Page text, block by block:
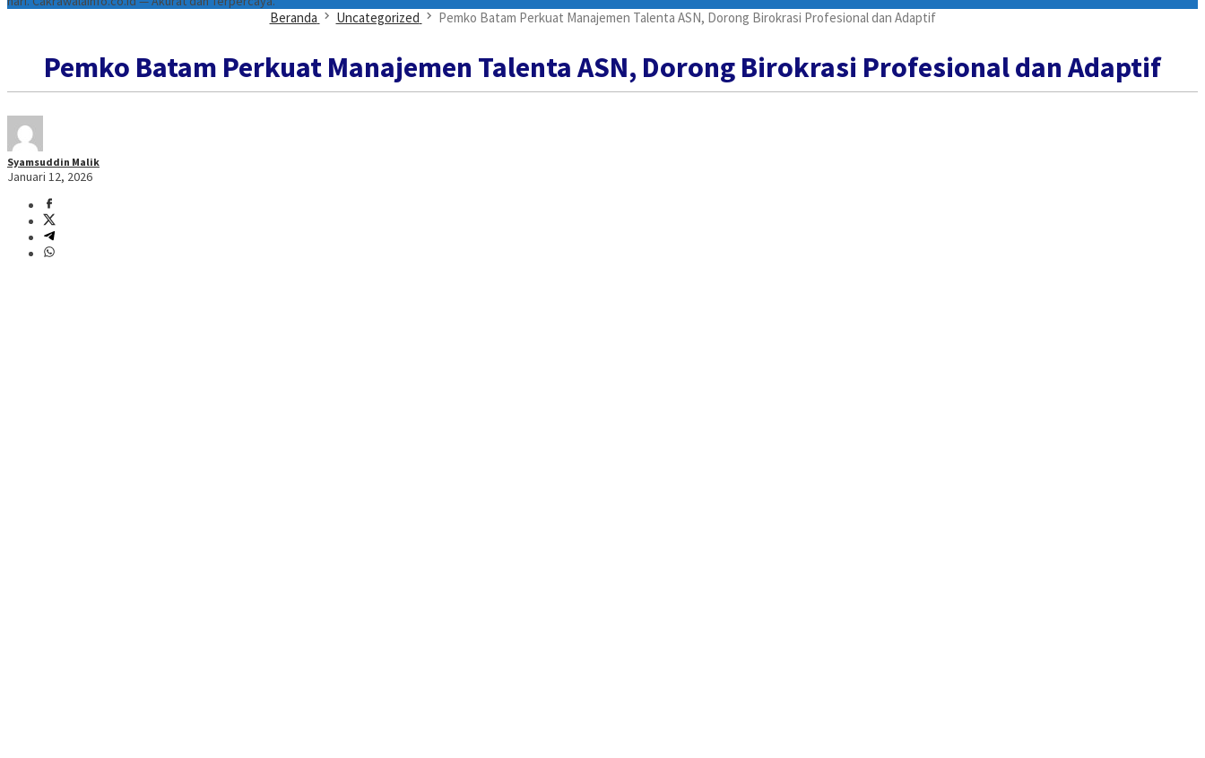
Beranda Uncategorized Pemko Batam Perkuat Manajemen Talenta ASN, Dorong Birokrasi Profesional dan Adaptif
Pemko Batam Perkuat Manajemen Talenta ASN, Dorong Birokrasi Profesional dan Adaptif
Syamsuddin Malik
Januari 12, 2026